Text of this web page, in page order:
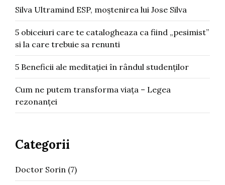
Silva Ultramind ESP, moștenirea lui Jose Silva
5 obiceiuri care te catalogheaza ca fiind „pesimist”
si la care trebuie sa renunti
5 Beneficii ale meditației în rândul studenților
Cum ne putem transforma viața – Legea
rezonanței
Categorii
Doctor Sorin (7)